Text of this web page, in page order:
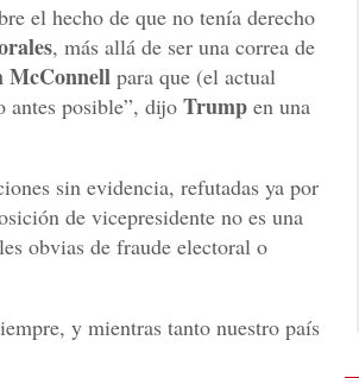
el hecho de que no tenía derecho
, más allá de ser una correa de
McConnell para que (el actual
antes posible”, dijo Trump en una
sin evidencia, refutadas ya por
de vicepresidente no es una
obvias de fraude electoral o
y mientras tanto nuestro país